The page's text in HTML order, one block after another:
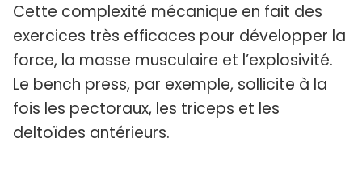
Cette complexité mécanique en fait des
exercices très efficaces pour développer la
force, la masse musculaire et l’explosivité.
Le bench press, par exemple, sollicite à la
fois les pectoraux, les triceps et les
deltoïdes antérieurs.